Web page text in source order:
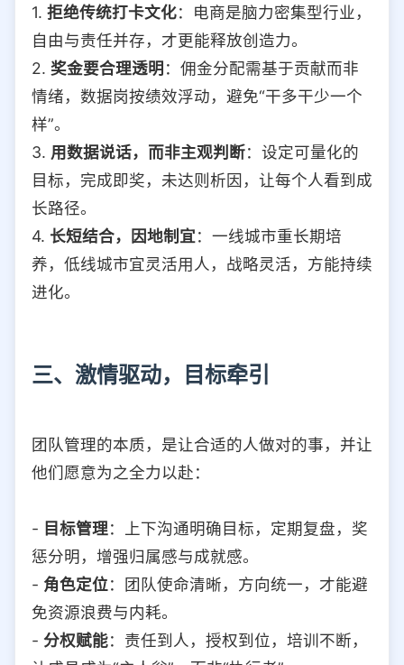
1. 拒绝传统打卡文化：电商是脑力密集型行业，
自由与责任并存，才更能释放创造力。
2. 奖金要合理透明：佣金分配需基于贡献而非
情绪，数据岗按绩效浮动，避免“干多干少一个
样”。
3. 用数据说话，而非主观判断：设定可量化的
目标，完成即奖，未达则析因，让每个人看到成
长路径。
4. 长短结合，因地制宜：一线城市重长期培
养，低线城市宜灵活用人，战略灵活，方能持续
进化。
三、激情驱动，目标牵引
团队管理的本质，是让合适的人做对的事，并让
他们愿意为之全力以赴：
- 目标管理：上下沟通明确目标，定期复盘，奖
惩分明，增强归属感与成就感。
- 角色定位：团队使命清晰，方向统一，才能避
免资源浪费与内耗。
- 分权赋能：责任到人，授权到位，培训不断，